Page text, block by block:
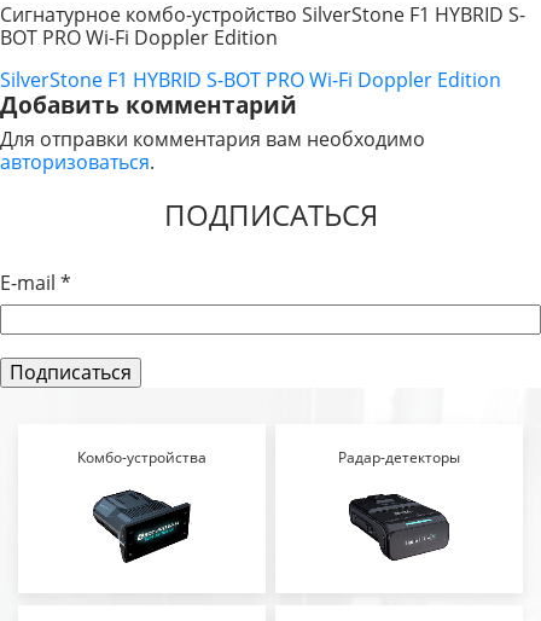
Сигнатурное комбо-устройство SilverStone F1 HYBRID S-
BOT PRO Wi-Fi Doppler Edition
НАВИГАЦИЯ
ПО
ЗАПИСЯМ
SilverStone F1 HYBRID S-BOT PRO Wi-Fi Doppler Edition
Добавить комментарий
Для отправки комментария вам необходимо
авторизоваться.
ПОДПИСАТЬСЯ
E-mail *
Комбо-устройства Радар-детекторы